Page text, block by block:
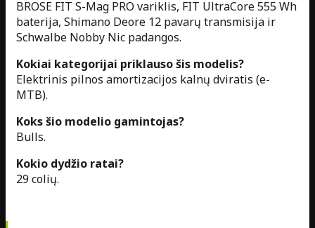
BROSE FIT S-Mag PRO variklis, FIT UltraCore 555 Wh
baterija, Shimano Deore 12 pavarų transmisija ir
Schwalbe Nobby Nic padangos.
Kokiai kategorijai priklauso šis modelis?
Elektrinis pilnos amortizacijos kalnų dviratis (e-
MTB).
Koks šio modelio gamintojas?
Bulls.
Kokio dydžio ratai?
29 colių.